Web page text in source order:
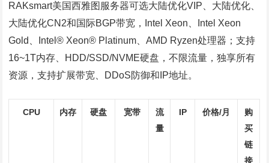
RAKsmart美国西雅图服务器可选大陆优化VIP、大陆优化、
大陆优化CN2和国际BGP带宽，Intel Xeon、Intel Xeon
Gold、Intel® Xeon® Platinum、AMD Ryzen处理器；支持
16~1T内存、HDD/SSD/NVME硬盘，不限流量，独享所有
资源，支持扩展带宽、DDoS防御和IP地址。
CPU 内存 硬盘 宽带
流
量
IP 价格/月
购
买
链
接